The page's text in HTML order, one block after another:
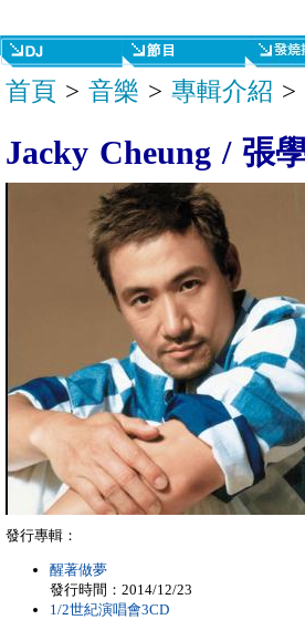
首頁 > 音樂 > 專輯介紹 >
Jacky Cheung / 張
發行專輯：
醒著做夢
發行時間：2014/12/23
1/2世紀演唱會3CD